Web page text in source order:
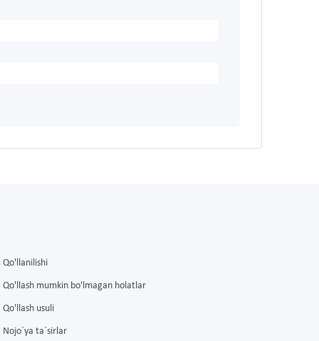
Qo'llanilishi
Qo'llash mumkin bo'lmagan holatlar
Qo'llash usuli
Nojo´ya ta´sirlar